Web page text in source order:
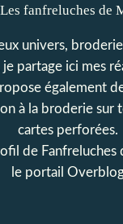
univers,
partage ici mes
également
à la broderie sur
cartes perforées.
de Fanfreluches
le portail